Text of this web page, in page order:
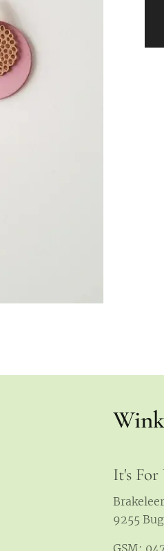
It's For
9255
GSM: